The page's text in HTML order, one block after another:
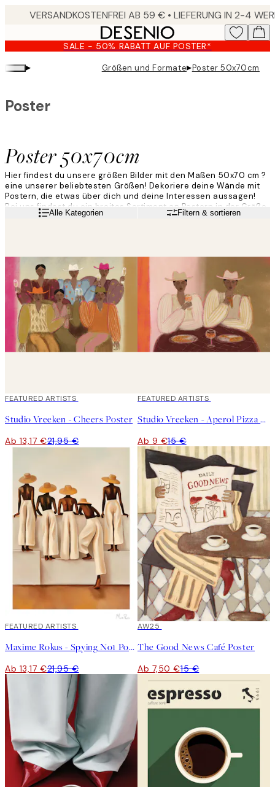
content.
SALE - 50% RABATT AUF POSTER*
▸ Größen und Formate▸Poster 50x70cm
Poster 50x70cm
Poster
Hier findest du unsere größen Bilder mit den Maßen 50x70 cm ?
eine unserer beliebtesten Größen! Dekoriere deine Wände mit
Postern, die etwas über dich und deine Interessen aussagen!
Bei uns findest du ein breites Sortiment an Postern in der Größe
50x70 cm in den verschiedensten Stilen, Farben und Mustern!
WeiterlesenAlle Kategorien Filtern & sortieren
40%*
FEATURED ARTISTS
Studio Vreeken - Cheers Poster
Ab 13,17 €21,95 €
40%*
FEATURED ARTISTS
Studio Vreeken - Aperol Pizza Party Poster
Ab 9 €15 €
40%*
FEATURED ARTISTS
Maxime Rokus - Spying No1 Poster
Ab 13,17 €21,95 €
50%*
AW25
The Good News Café Poster
Ab 7,50 €15 €